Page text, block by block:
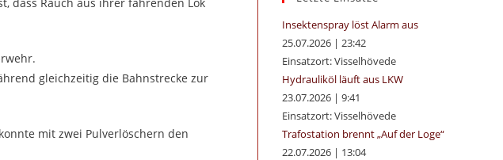
gleichzeitig die Bahnstrecke zur
mit zwei Pulverlöschern den
Insektenspray löst Alarm aus
25.07.2026| 23:42
Einsatzort: Visselhövede
Hydrauliköl läuft aus LKW
23.07.2026| 9:41
Einsatzort: Visselhövede
Trafostation brennt „Auf der Loge“
22.07.2026| 13:04